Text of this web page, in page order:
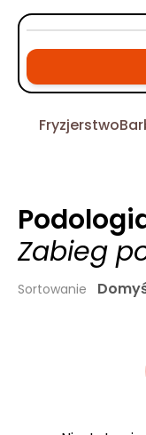
Fryzjerstwo
Zabieg
Sortowanie